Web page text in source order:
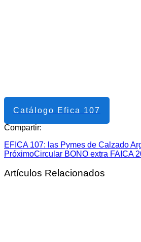
Catálogo Efica 107
Compartir:
EFICA 107: las Pymes de Calzado
PróximoCircular BONO extra FAICA
Artículos Relacionados